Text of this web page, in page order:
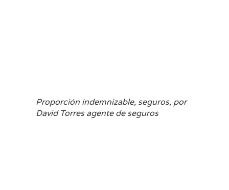
Proporción indemnizable, seguros, por
David Torres agente de seguros